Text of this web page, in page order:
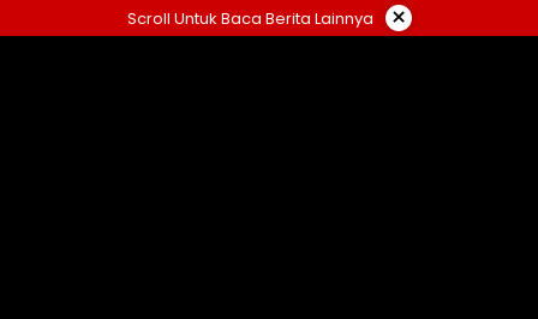
to
Scroll Untuk Baca Berita Lainnya ×